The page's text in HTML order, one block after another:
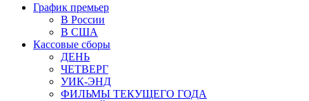
График премьер
В России
В США
Кассовые сборы
ДЕНЬ
ЧЕТВЕРГ
УИК-ЭНД
ФИЛЬМЫ ТЕКУЩЕГО ГОДА